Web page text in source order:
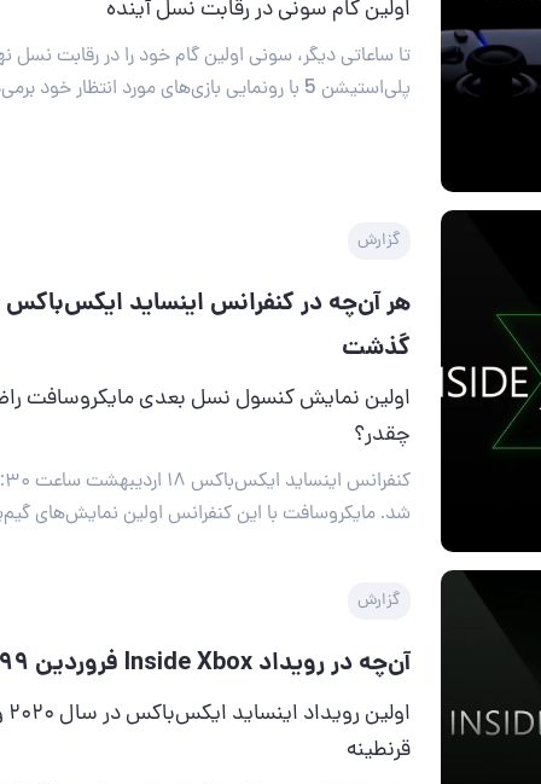
اولین گام سونی در رقابت نسل آینده
تا ساعاتی دیگر، سونی اولین گام خود را در رقابت نسل
پلی‌استیشن 5 با رونمایی بازی‌های مورد انتظار خود برمی‌دارد.
گزارش
گذشت
اولین نمایش کنسول نسل بعدی مایکروسافت
چقدر؟
شد. مایکروسافت با این کنفرانس اولین نمایش‌های
گزارش
آن‌چه در رویداد Inside Xbox فروردین ۹۹ گذشت
قرنطینه